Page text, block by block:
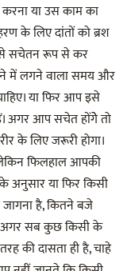
या उस काम का
के लिए दांतों को ब्रश
सचेतन रूप से कर
में लगने वाला समय और
या फिर आप इसे
अगर आप सचेत होंगेे तो
के लिए जरूरी होगा।
फिलहाल आपकी
के अनुसार या फिर किसी
है, कितने बजे
अगर सब कुछ किसी के
की दासता ही है, चाहे